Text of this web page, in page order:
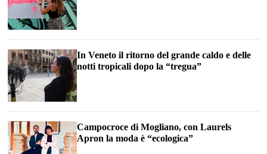
In Veneto il ritorno del grande caldo e delle
notti tropicali dopo la “tregua”
Campocroce di Mogliano, con Laurels
Apron la moda è “ecologica”